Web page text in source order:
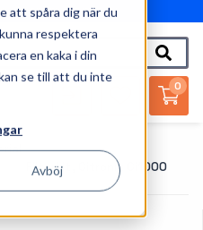
att spåra dig när du
respektera
en kaka i din
se till att du inte
Avböj
0
Filterkit, Citronix Ci1000